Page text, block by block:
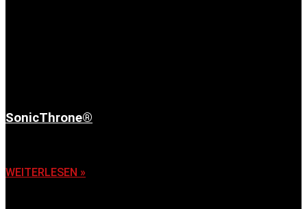
SonicThrone®
WEITERLESEN »